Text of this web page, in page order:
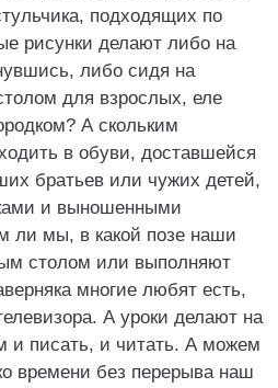
подходящих по
рисунки делают либо на
либо сидя на
для взрослых, еле
А скольким
в обуви, доставшейся
братьев или чужих детей,
и выношенными
ли мы, в какой позе наши
столом или выполняют
многие любят есть,
А уроки делают на
и писать, и читать. А можем
времени без перерыва наш